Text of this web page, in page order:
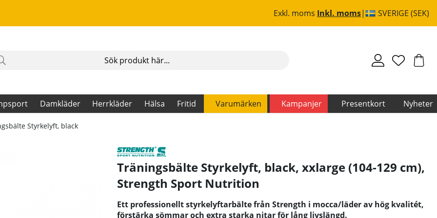
Exkl. moms Inkl. moms SVERIGE (SEK)
Damkläder Herrkläder Hälsa Fritid Varumärken Kampanjer Presentkort Nyheter
Styrkelyft, black
Träningsbälte Styrkelyft, black, xxlarge (104-129 cm),
Strength Sport Nutrition
Ett professionellt styrkelyftarbälte från Strength i mocca/läder av hög kvalitét,
förstärka sömmar och extra starka nitar för lång livslängd.